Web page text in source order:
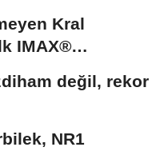
Kral
IMAX®
değil, rekor
NR1